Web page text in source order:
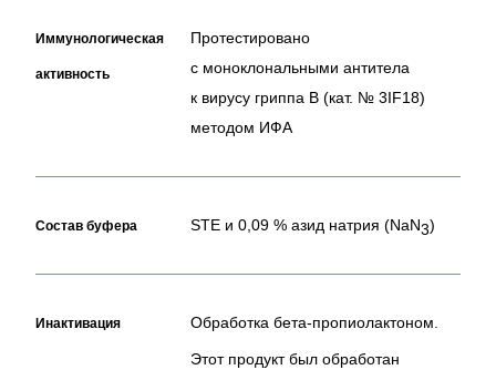
Иммунологическая
активность
Протестировано
с моноклональными антитела
к вирусу гриппа B (кат. № 3IF18)
методом ИФА
Состав буфера STE и 0,09 % азид натрия (NaN3)
Инактивация Обработка бета-пропиолактоном.
Этот продукт был обработан